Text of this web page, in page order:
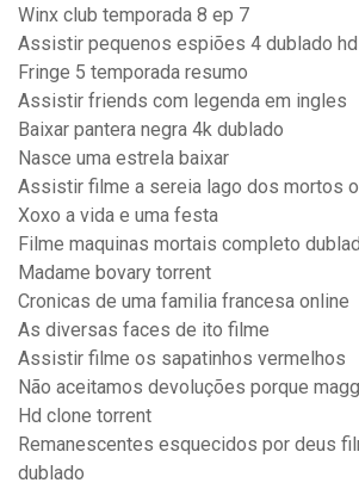
Winx club temporada 8 ep 7
Assistir pequenos espiões 4 dublado hd
Fringe 5 temporada resumo
Assistir friends com legenda em ingles
Baixar pantera negra 4k dublado
Nasce uma estrela baixar
Assistir filme a sereia lago dos mortos
Xoxo a vida e uma festa
Filme maquinas mortais completo
Madame bovary torrent
Cronicas de uma familia francesa online
As diversas faces de ito filme
Assistir filme os sapatinhos vermelhos
Não aceitamos devoluções porque
Hd clone torrent
Remanescentes esquecidos por deus
dublado